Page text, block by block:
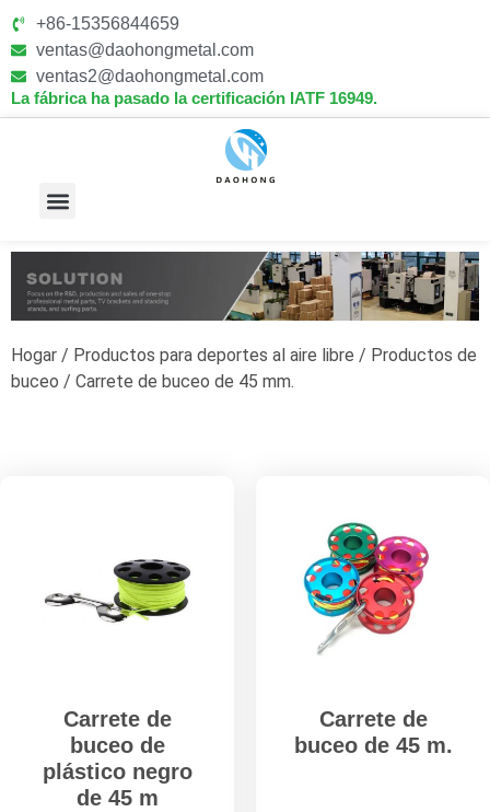
+86-15356844659
ventas@daohongmetal.com
ventas2@daohongmetal.com
La fábrica ha pasado la certificación IATF 16949.
Hogar / Productos para deportes al aire libre / Productos de
buceo / Carrete de buceo de 45 mm.
Carrete de
buceo de
plástico negro
de 45 m
Carrete de
buceo de 45 m.